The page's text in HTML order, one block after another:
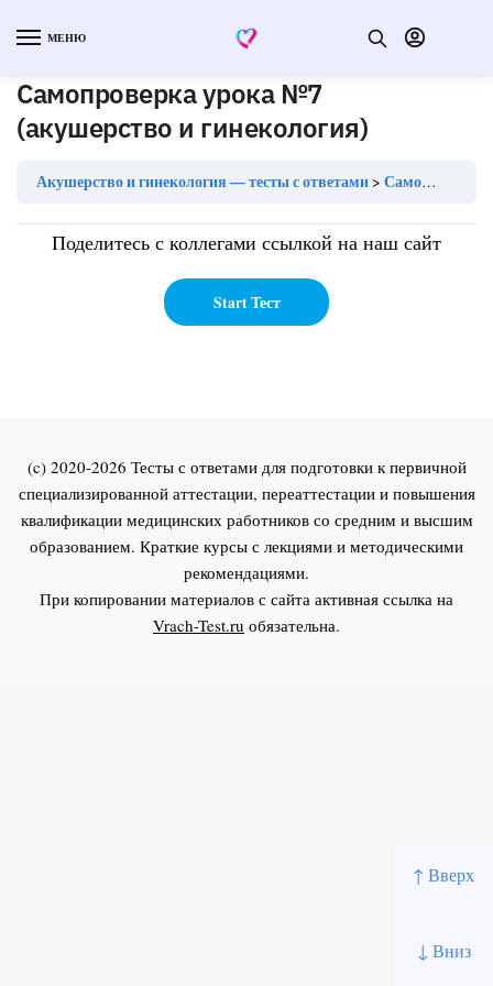
↑ Вверх
↓ Вниз
МЕНЮ
Самопроверка урока №7
(акушерство и гинекология)
Акушерство и гинекология — тесты с ответами Самопроверка урока №7 (акушерство и гинекология)
Поделитесь с коллегами ссылкой на наш сайт
(c) 2020-2026 Тесты с ответами для подготовки к первичной
специализированной аттестации, переаттестации и повышения
квалификации медицинских работников со средним и высшим
образованием. Краткие курсы с лекциями и методическими
рекомендациями.
При копировании материалов с сайта активная ссылка на
Vrach-Test.ru обязательна.